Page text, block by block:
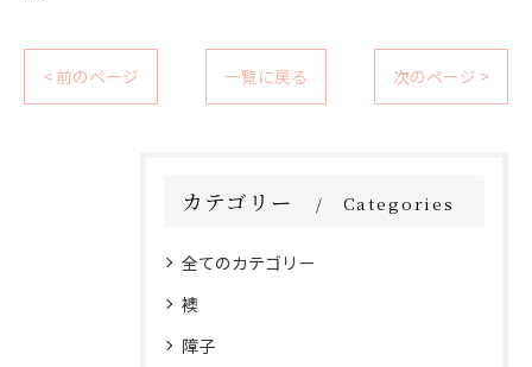
< 前のページ 一覧に戻る 次のページ >
カテゴリー Categories
全てのカテゴリー
襖
障子